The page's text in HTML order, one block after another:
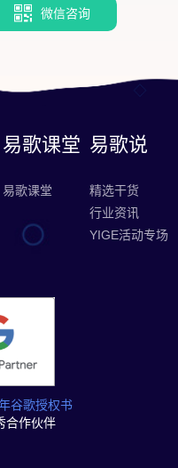
微信咨询
易歌课堂
易歌课堂
易歌说
精选干货
行业资讯
YIGE活动专场
谷歌授权书
合作伙伴